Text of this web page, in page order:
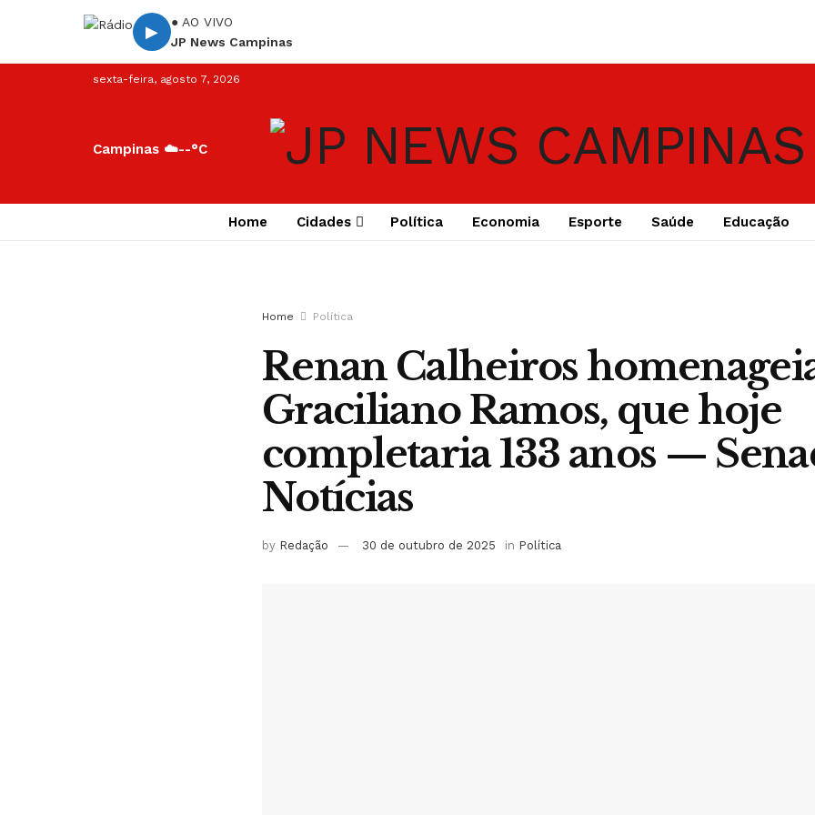
▶
● AO VIVO
JP News Campinas
sexta-feira, agosto 7, 2026
Campinas ☁️--°C
Home Cidades Política Economia Esporte Saúde Educação
Home Política
Renan Calheiros
Graciliano Ramos, que hoje
completaria 133 anos —
Notícias
by Redação 30 de outubro de 2025 in Política